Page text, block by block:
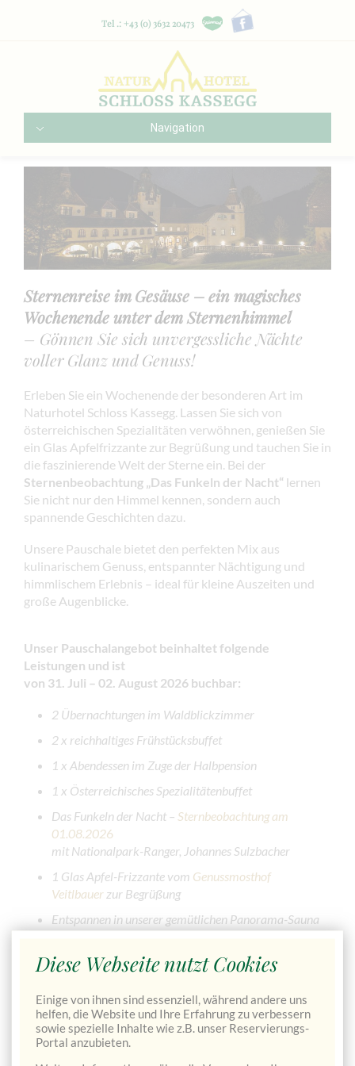
Tel .: +43 (0) 3632 20473
Navigation
Sternenreise im Gesäuse – ein magisches
Wochenende unter dem Sternenhimmel
– Gönnen Sie sich unvergessliche Nächte
voller Glanz und Genuss!
Erleben Sie ein Wochenende der besonderen Art im
Naturhotel Schloss Kassegg. Lassen Sie sich von
österreichischen Spezialitäten verwöhnen, genießen Sie
ein Glas Apfelfrizzante zur Begrüßung und tauchen Sie in
die faszinierende Welt der Sterne ein. Bei der
Sternenbeobachtung „Das Funkeln der Nacht“ lernen
Sie nicht nur den Himmel kennen, sondern auch
spannende Geschichten dazu.
Unsere Pauschale bietet den perfekten Mix aus
kulinarischem Genuss, entspannter Nächtigung und
himmlischem Erlebnis – ideal für kleine Auszeiten und
große Augenblicke.
Unser Pauschalangebot beinhaltet folgende
Leistungen und ist
von 31. Juli – 02. August 2026 buchbar:
2 Übernachtungen im Waldblickzimmer
2 x reichhaltiges Frühstücksbuffet
1 x Abendessen im Zuge der Halbpension
1 x Österreichisches Spezialitätenbuffet
Das Funkeln der Nacht – Sternbeobachtung am
01.08.2026
mit Nationalpark-Ranger, Johannes Sulzbacher
1 Glas Apfel-Frizzante vom Genussmosthof
Veitlbauer zur Begrüßung
Entspannen in unserer gemütlichen Panorama-Sauna
JETZT VERFÜGBARKEIT PRÜFEN & DIREKT BUCHEN
Pauschalpreis für 2 Übernachtungen
Diese Webseite nutzt Cookies
Einige von ihnen sind essenziell, während andere uns
helfen, die Website und Ihre Erfahrung zu verbessern
sowie spezielle Inhalte wie z.B. unser Reservierungs-
Portal anzubieten.